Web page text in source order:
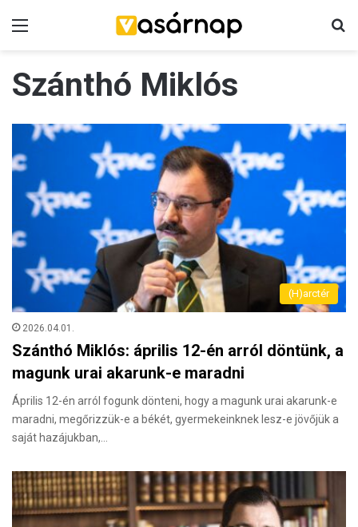
Szánthó Miklós
(H)arctér
2026.04.01.
Szánthó Miklós: április 12-én arról döntünk, a
magunk urai akarunk-e maradni
Április 12-én arról fogunk dönteni, hogy a magunk urai akarunk-e
maradni, megőrizzük-e a békét, gyermekeinknek lesz-e jövőjük a
saját hazájukban,…